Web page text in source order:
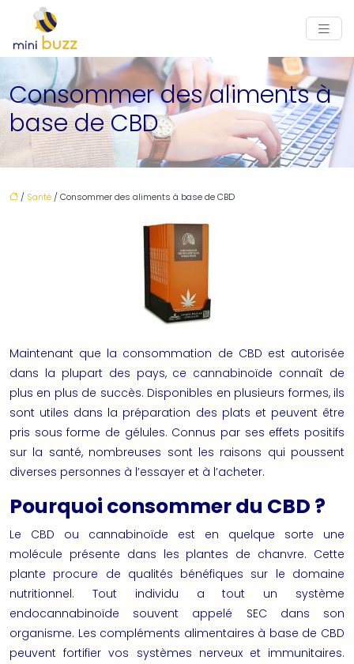
Consommer des aliments à
base de CBD
/ Santé / Consommer des aliments à base de CBD
Maintenant que la consommation de CBD est autorisée
dans la plupart des pays, ce cannabinoïde connaît de
plus en plus de succès. Disponibles en plusieurs formes, ils
sont utiles dans la préparation des plats et peuvent être
pris sous forme de gélules. Connus par ses effets positifs
sur la santé, nombreuses sont les raisons qui poussent
diverses personnes à l’essayer et à l’acheter.
Pourquoi consommer du CBD ?
Le CBD ou cannabinoïde est en quelque sorte une
molécule présente dans les plantes de chanvre. Cette
plante procure de qualités bénéfiques sur le domaine
nutritionnel. Tout individu a tout un système
endocannabinoïde souvent appelé SEC dans son
organisme. Les compléments alimentaires à base de CBD
peuvent fortifier vos systèmes nerveux et immunitaires.